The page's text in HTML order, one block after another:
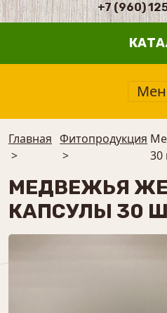
+7 (960)
Главная
>
Фитопродукция
>
30
МЕДВЕЖЬЯ
КАПСУЛЫ 30